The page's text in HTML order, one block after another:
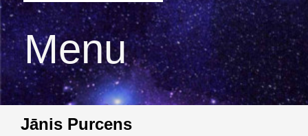
Menu
Jānis Purcens